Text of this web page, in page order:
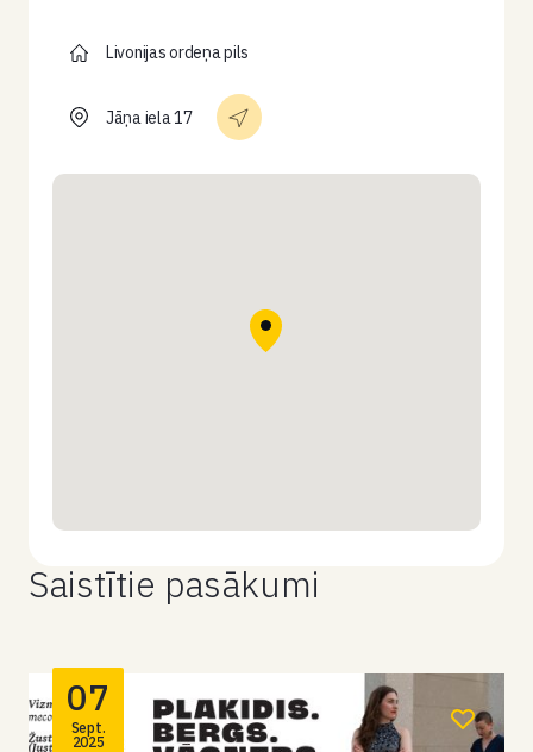
Livonijas ordeņa pils
Jāņa iela 17
Saistītie pasākumi
07
Sept.
2025